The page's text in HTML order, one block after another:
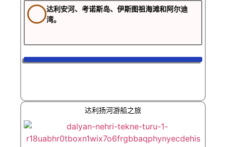
达利安河、考诺斯岛、伊斯图祖海滩和阿尔迪
湾。
达利扬河游船之旅